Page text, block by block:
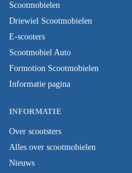
Scootmobielen
Driewiel Scootmobielen
E-scooters
Scootmobiel Auto
Formotion Scootmobielen
Informatie pagina
INFORMATIE
Over scootsters
Alles over scootmobielen
Nieuws